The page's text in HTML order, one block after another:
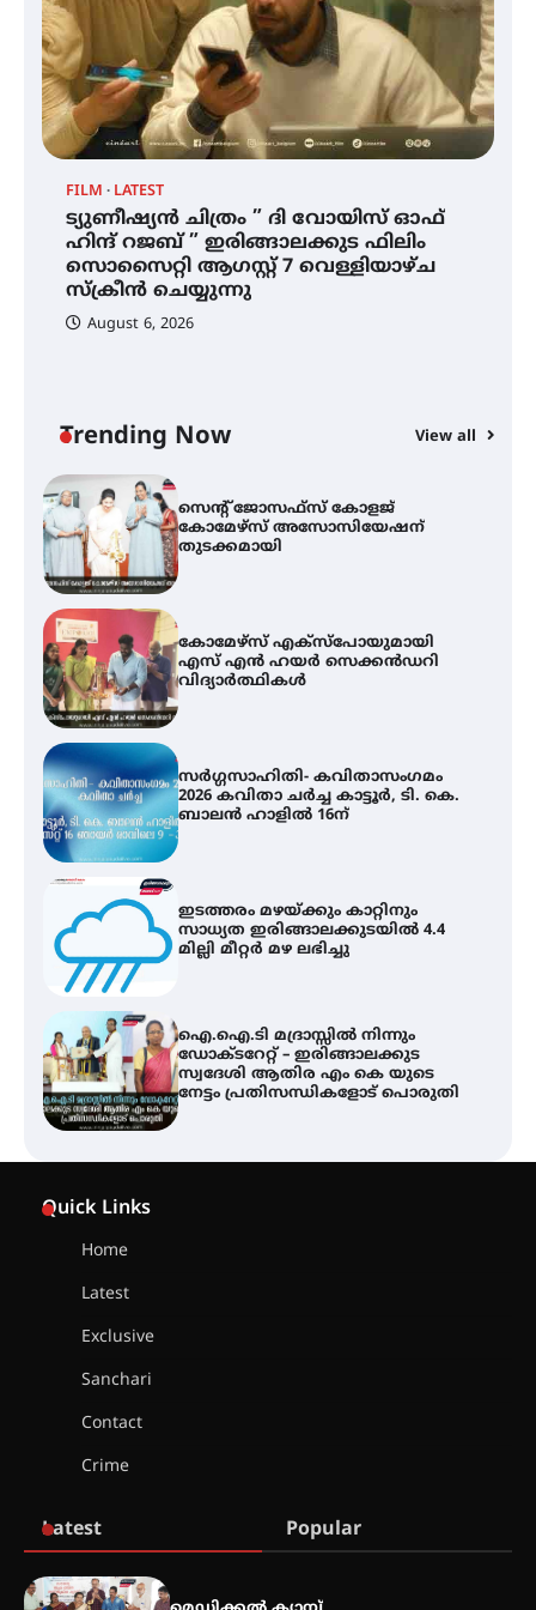
FILM LATEST
ട്യുണീഷ്യൻ ചിത്രം ” ദി വോയിസ് ഓഫ്
ഹിന്ദ് റജബ് ” ഇരിങ്ങാലക്കുട ഫിലിം
സൊസൈറ്റി ആഗസ്റ്റ് 7 വെള്ളിയാഴ്ച
സ്‌ക്രീൻ ചെയ്യുന്നു
August 6, 2026
Trending Now View all
മില്ലി മീറ്റർ മഴ ലഭിച്ചു
ഐ.ഐ.ടി മദ്രാസ്സിൽ നിന്നും
ഡോക്ടറേറ്റ് – ഇരിങ്ങാലക്കുട
സ്വദേശി ആതിര എം കെ യുടെ
നേട്ടം പ്രതിസന്ധികളോട് പൊരുതി
ട്യുണീഷ്യൻ ചിത്രം ” ദി വോയിസ്
ഓഫ് ഹിന്ദ് റജബ് ” ഇരിങ്ങാലക്കുട
ഫിലിം സൊസൈറ്റി ആഗസ്റ്റ് 7
വെള്ളിയാഴ്ച സ്‌ക്രീൻ ചെയ്യുന്നു
കോമേഴ്സ് എക്സ്പോയുമായി
എസ് എൻ ഹയർ സെക്കൻഡറി
വിദ്യാർത്ഥികൾ
സർഗ്ഗസാഹിതി- കവിതാസംഗമം
2026 കവിതാ ചർച്ച കാട്ടൂർ, ടി. കെ.
ബാലൻ ഹാളിൽ 16ന്
ഇടത്തരം മഴയ്ക്കും കാറ്റിനും
സാധ്യത ഇരിങ്ങാലക്കുടയിൽ 4.4
മില്ലി മീറ്റർ മഴ ലഭിച്ചു
ഐ.ഐ.ടി മദ്രാസ്സിൽ നിന്നും
ഡോക്ടറേറ്റ് – ഇരിങ്ങാലക്കുട
സ്വദേശി ആതിര എം കെ യുടെ
നേട്ടം പ്രതിസന്ധികളോട് പൊരുതി
ട്യുണീഷ്യൻ ചിത്രം ” ദി വോയിസ്
ഓഫ് ഹിന്ദ് റജബ് ” ഇരിങ്ങാലക്കുട
ഫിലിം സൊസൈറ്റി ആഗസ്റ്റ് 7
വെള്ളിയാഴ്ച സ്‌ക്രീൻ ചെയ്യുന്നു
സാധ്യത ഇരിങ്ങാലക്കുടയിൽ 4.4
Quick Links
Home
Latest
Exclusive
Sanchari
Contact
Crime
Latest Popular